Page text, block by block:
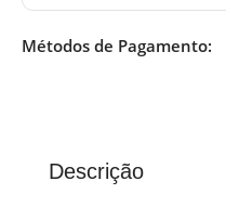
Métodos de Pagamento:
Descrição